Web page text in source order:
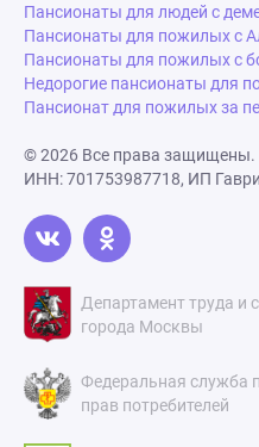
Пансионаты для людей с
Пансионаты для пожилых с
Пансионаты для пожилых с
Недорогие пансионаты для
Пансионат для пожилых за
© 2026 Все права защищены.
ИНН: 701753987718, ИП
Департамент труда и
города Москвы
Федеральная служба
прав потребителей